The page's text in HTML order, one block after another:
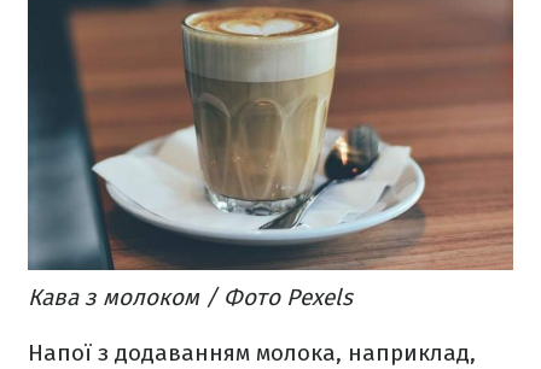
Кава з молоком / Фото Pexels
Напої з додаванням молока, наприклад,